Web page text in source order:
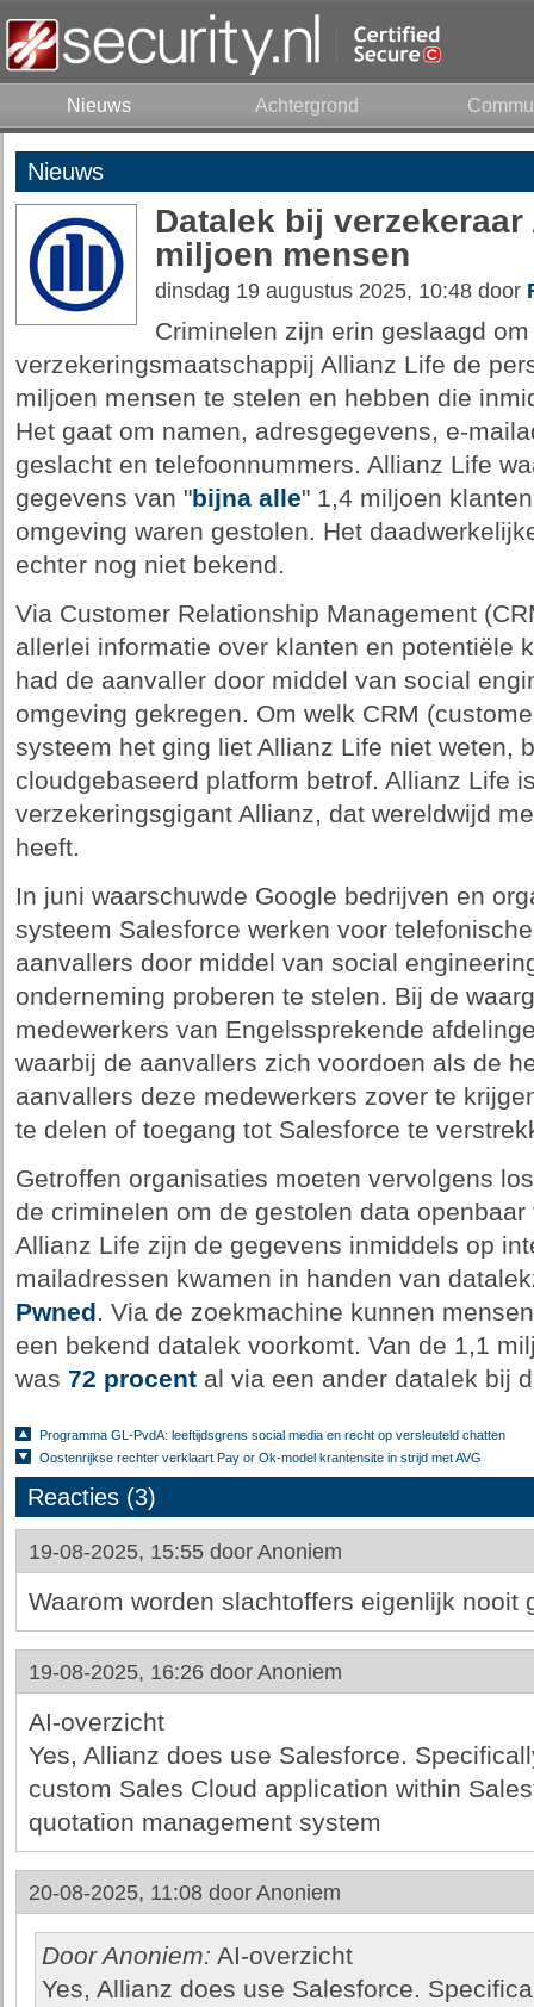
Nieuws Achtergrond
Nieuws
Datalek bij
miljoen mensen
dinsdag 19 augustus 2025, 10:48 door
Criminelen zijn erin geslaagd
verzekeringsmaatschappij Allianz Life de
miljoen mensen te stelen en hebben die
Het gaat om namen, adresgegevens, e-
geslacht en telefoonnummers. Allianz Life
gegevens van "bijna alle" 1,4 miljoen
omgeving waren gestolen. Het
echter nog niet bekend.
Via Customer Relationship Management
allerlei informatie over klanten en potentiële
had de aanvaller door middel van social
omgeving gekregen. Om welk CRM
systeem het ging liet Allianz Life niet weten,
cloudgebaseerd platform betrof. Allianz Life
verzekeringsgigant Allianz, dat wereldwijd
heeft.
In juni waarschuwde Google bedrijven en
systeem Salesforce werken voor
aanvallers door middel van social
onderneming proberen te stelen. Bij de
medewerkers van Engelssprekende
waarbij de aanvallers zich voordoen als de
aanvallers deze medewerkers zover te
te delen of toegang tot Salesforce te
Getroffen organisaties moeten vervolgens
de criminelen om de gestolen data
Allianz Life zijn de gegevens inmiddels op
mailadressen kwamen in handen van
Pwned. Via de zoekmachine kunnen
een bekend datalek voorkomt. Van de 1,1
was 72 procental via een ander datalek bij
Programma GL-PvdA: leeftijdsgrens social media en recht op versleuteld chatten
Oostenrijkse rechter verklaart Pay or Ok-model krantensite in strijd met AVG
Reacties (3)
19-08-2025, 15:55 door Anoniem
Waarom worden slachtoffers eigenlijk nooit
19-08-2025, 16:26 door Anoniem
AI-overzicht
Yes, Allianz does use Salesforce.
custom Sales Cloud application within
quotation management system
20-08-2025, 11:08 door Anoniem
Door Anoniem: AI-overzicht
Yes, Allianz does use Salesforce.